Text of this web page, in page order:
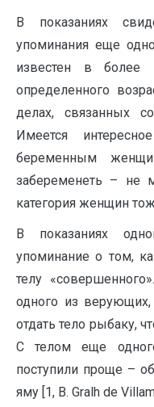
В показаниях
упоминания еще
известен в
определенного
делах, связанных
Имеется
беременным
забеременеть – не
категория женщин
В показаниях
упоминание о том,
телу
одного из
отдать тело рыбаку,
С телом еще
поступили проще –
яму [1, B. Gralh de